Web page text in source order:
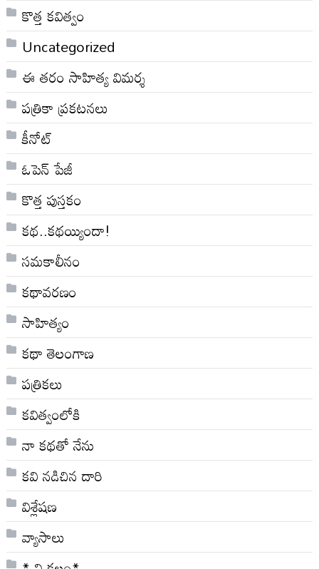
కొత్త కవిత్వం
Uncategorized
ఈ తరం సాహిత్య విమర్శ
పత్రికా ప్రకటనలు
కీనోట్
ఓపెన్ పేజీ
కొత్త పుస్తకం
కథ..కథయ్యిందా!
సమకాలీనం
కథావరణం
సాహిత్యం
కథా తెలంగాణ
పత్రికలు
కవిత్వంలోకి
నా క‌థ‌తో నేను
కవి నడిచిన దారి
విశ్లేషణ
వ్యాసాలు